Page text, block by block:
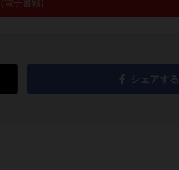
(電子書籍)
シェアする